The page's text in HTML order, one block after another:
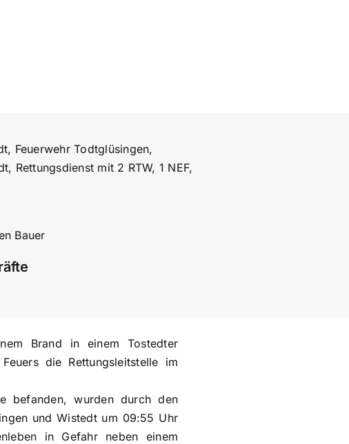
Feuerwehr Todtglüsingen,
Rettungsdienst mit 2 RTW, 1 NEF,
Bauer
Brand in einem Tostedter
die Rettungsleitstelle im
befanden, wurden durch den
und Wistedt um 09:55 Uhr
in Gefahr neben einem